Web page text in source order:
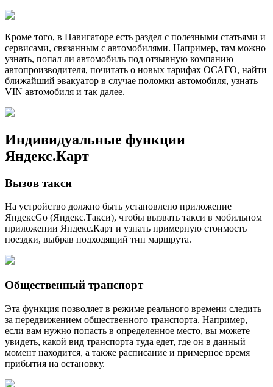
Кроме того, в Навигаторе есть раздел с полезными статьями и
сервисами, связанным с автомобилями. Например, там можно
узнать, попал ли автомобиль под отзывную компанию
автопроизводителя, почитать о новых тарифах ОСАГО, найти
ближайший эвакуатор в случае поломки автомобиля, узнать
VIN автомобиля и так далее.
Индивидуальные функции
Яндекс.Карт
Вызов такси
На устройство должно быть установлено приложение
ЯндексGo (Яндекс.Такси), чтобы вызвать такси в мобильном
приложении Яндекc.Карт и узнать примерную стоимость
поездки, выбрав подходящий тип маршрута.
Общественный транспорт
Эта функция позволяет в режиме реального времени следить
за передвижением общественного транспорта. Например,
если вам нужно попасть в определенное место, вы можете
увидеть, какой вид транспорта туда едет, где он в данный
момент находится, а также расписание и примерное время
прибытия на остановку.